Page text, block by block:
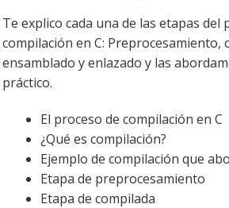
Te explico cada una de las etapas del
compilación en C: Preprocesamiento,
ensamblado y enlazado y las
práctico.
El proceso de compilación en C
¿Qué es compilación?
Ejemplo de compilación que
Etapa de preprocesamiento
Etapa de compilada